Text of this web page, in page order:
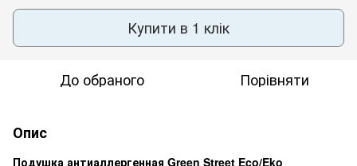
Купити в 1 клік
До обраного Порівняти
Опис
Подушка антиаллергенная Green Street Eco/Eko